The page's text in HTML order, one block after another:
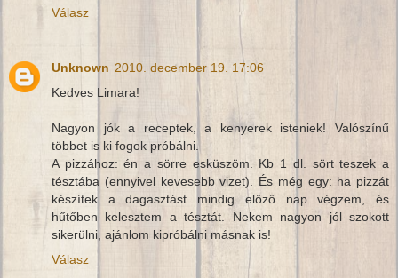
Válasz
Unknown 2010. december 19. 17:06
Kedves Limara!
Nagyon jók a receptek, a kenyerek isteniek! Valószínű
többet is ki fogok próbálni.
A pizzához: én a sörre esküszöm. Kb 1 dl. sört teszek a
tésztába (ennyivel kevesebb vizet). És még egy: ha pizzát
készítek a dagasztást mindig előző nap végzem, és
hűtőben kelesztem a tésztát. Nekem nagyon jól szokott
sikerülni, ajánlom kipróbálni másnak is!
Válasz